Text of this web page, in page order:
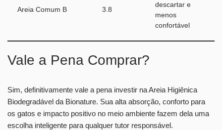
Areia Comum B 3.8
descartar e
menos
confortável
Vale a Pena Comprar?
Sim, definitivamente vale a pena investir na Areia Higiênica
Biodegradável da Bionature. Sua alta absorção, conforto para
os gatos e impacto positivo no meio ambiente fazem dela uma
escolha inteligente para qualquer tutor responsável.